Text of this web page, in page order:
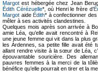
Margot est hébergée chez Jean
Édith Cérézuelle*, où Henri le frère d’
Margot aide Édith* à confectionner
mêler à ses activités clandestines.
Quelques mois après son arrivée à
amie Léa, qu’elle avait rencontré à
une jeune femme qui vit dans la plus
les Ardennes, sa petite fille avait été
allant rendre visite à la sœur de Léa,
épouvantable souricière. Des
pauvres femmes à la merci de la
bénéfice qu’elle pourrait en tirer et la